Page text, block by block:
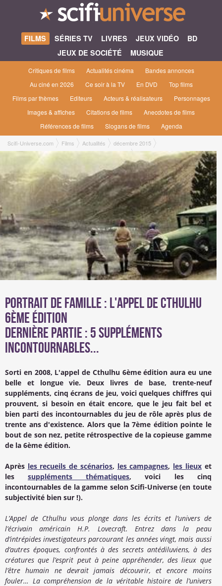
FILMS SÉRIES TV LIVRES JEUX VIDÉO
BD
JEUX DE SOCIÉTÉ
MUSIQUE
Critiques de films Actualités cinéma
Bandes annonces
Au ciné en 2026
Ce soir à la TV En DVD
Top films
Films par thèmes
Editeurs Acteurs & réalisateurs
Personnages
Images & affiches
Citations de films
Anecdotes de films
Références de films
Slogans de films Agenda
Scifi-Universe.com Films Actualités
décembre 2015
Portrait de famille : L'appel de Cthulhu 6ème édition
Portrait de famille : L'appel de Cthulhu
6ème édition
Dernière partie : 5 suppléments
incontournables...
Sorti en 2008, L'appel de Cthulhu 6ème édition aura eu une
belle et longue vie. Deux livres de base, trente-neuf
suppléments, cinq écrans de jeu, voici quelques chiffres qui
prouvent, si besoin en était encore, que le jeu fait bel et
bien parti des incontournables du jeu de rôle après plus de
trente ans d'existence. Alors que la 7ème édition pointe le
bout de son nez, petite rétrospective de la copieuse gamme
de la 6ème édition.
Après les recueils de scénarios, les campagnes, les lieuxet
lessuppléments thématiques, voici les cinq
incontournables de la gamme selon Scifi-Universe (en toute
subjectivité bien sur !).
L’Appel de Cthulhu vous plonge dans les écrits et l’univers de
l’écrivain américain H.P. Lovecraft. Entrez dans la peau
d’intrépides investigateurs parcourant les années vingt, mais aussi
d’autres époques, confrontés à des secrets antédiluviens, à des
créatures que l’esprit peut à peine appréhender, des lieux que
l’être humain ne devrait jamais découvrir, et encore moins
fouler… La compréhension de la véritable histoire de l’univers